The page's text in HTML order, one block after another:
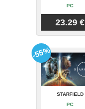
PC
23.29 €
STARFIELD
PC
-55%